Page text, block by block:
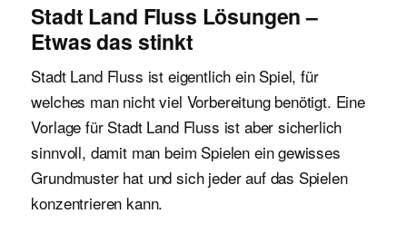
Stadt Land Fluss Lösungen –
Etwas das stinkt
Stadt Land Fluss ist eigentlich ein Spiel, für
welches man nicht viel Vorbereitung benötigt. Eine
Vorlage für Stadt Land Fluss ist aber sicherlich
sinnvoll, damit man beim Spielen ein gewisses
Grundmuster hat und sich jeder auf das Spielen
konzentrieren kann.